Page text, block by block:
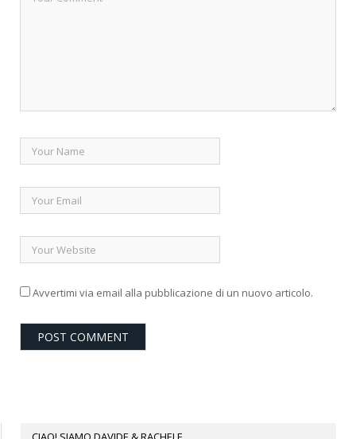
Avvertimi via email alla pubblicazione di un nuovo articolo.